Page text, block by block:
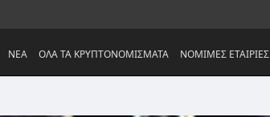
NEA ΟΛΑ ΤΑ ΚΡΥΠΤΟΝΟΜΙΣΜΑΤΑ ΝΟΜΙΜΕΣ ΕΤΑΙΡΙΕΣ